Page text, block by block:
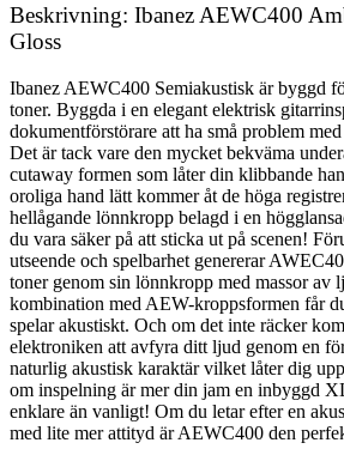
Beskrivning: Ibanez AEWC400
Gloss
Ibanez AEWC400 Semiakustisk är byggd
toner. Byggda i en elegant elektrisk
dokumentförstörare att ha små problem
Det är tack vare den mycket bekväma
cutaway formen som låter din klibbande
oroliga hand lätt kommer åt de höga
hellågande lönnkropp belagd i en
du vara säker på att sticka ut på scenen!
utseende och spelbarhet genererar
toner genom sin lönnkropp med massor av
kombination med AEW-kroppsformen får
spelar akustiskt. Och om det inte räcker
elektroniken att avfyra ditt ljud genom en
naturlig akustisk karaktär vilket låter dig
om inspelning är mer din jam en inbyggd
enklare än vanligt! Om du letar efter en
med lite mer attityd är AEWC400 den